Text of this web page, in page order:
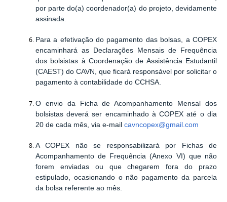
por parte do(a) coordenador(a) do projeto, devidamente
assinada.
Para a efetivação do pagamento das bolsas, a COPEX
encaminhará as Declarações Mensais de Frequência
dos bolsistas à Coordenação de Assistência Estudantil
(CAEST) do CAVN, que ficará responsável por solicitar o
pagamento à contabilidade do CCHSA.
O envio da Ficha de Acompanhamento Mensal dos
bolsistas deverá ser encaminhado à COPEX até o dia
20 de cada mês, via e-mail cavncopex@gmail.com
A COPEX não se responsabilizará por Fichas de
Acompanhamento de Frequência (Anexo VI) que não
forem enviadas ou que chegarem fora do prazo
estipulado, ocasionando o não pagamento da parcela
da bolsa referente ao mês.